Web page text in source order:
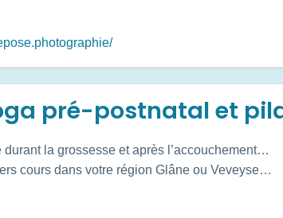
pré-postnatal et
la grossesse et après l’accouchement…
cours dans votre région Glâne ou Veveyse…